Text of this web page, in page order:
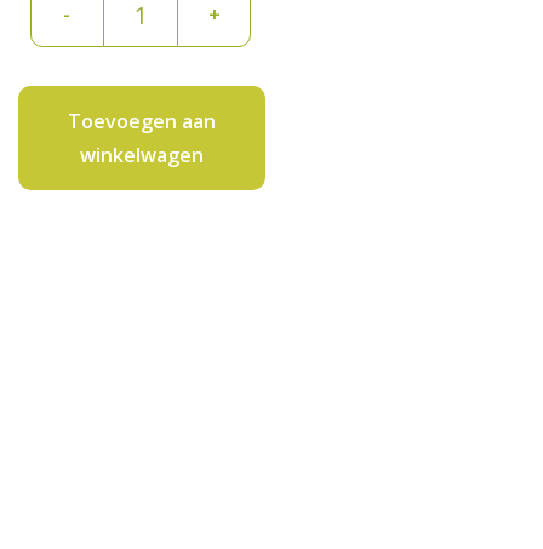
-
gesneden
aantal
+
Toevoegen aan
winkelwagen